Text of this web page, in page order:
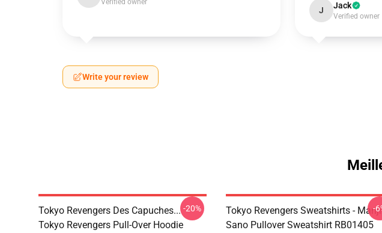
Verified owner
J Jack
Verified owner
Write your review
Tokyo Revengers Des Capuches...
Tokyo Revengers Pull-Over Hoodie
-20%
Tokyo Revengers Sweatshirts -
Sano Pullover Sweatshirt RB01405
-